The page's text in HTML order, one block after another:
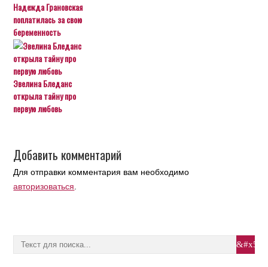
Надежда Грановская
поплатилась за свою
беременность
Эвелина Бледанс
открыла тайну про
первую любовь
Добавить комментарий
Для отправки комментария вам необходимо
авторизоваться